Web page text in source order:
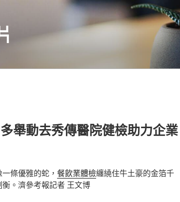
舉動去秀傳醫院健檢助力企業
條優雅的蛇， 餐飲業體檢纏繞住牛土豪的金箔千
。濟參考報記者 王文博